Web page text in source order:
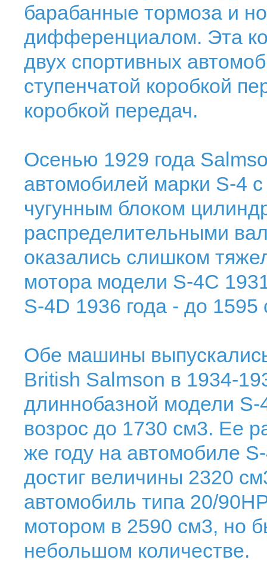
барабанные тормоза и
дифференциалом. Эта
двух спортивных
ступенчатой коробкой
коробкой передач.
Осенью 1929 года
автомобилей марки S-4
чугунным блоком
распределительными
оказались слишком
мотора модели S-4C
S-4D 1936 года - до 1595
Обе машины
British Salmson в 1934-
длиннобазной модели
возрос до 1730 см3. Ее
же году на автомобиле
достиг величины 2320
автомобиль типа 20/
мотором в 2590 см3, но
небольшом количестве.